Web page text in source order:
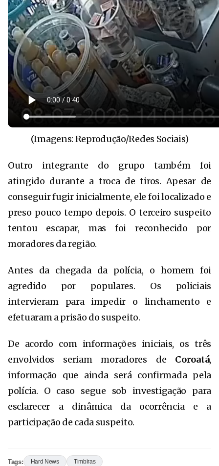
(Imagens: Reprodução/Redes Sociais)
Outro integrante do grupo também foi
atingido durante a troca de tiros. Apesar de
conseguir fugir inicialmente, ele foi localizado e
preso pouco tempo depois. O terceiro suspeito
tentou escapar, mas foi reconhecido por
moradores da região.
Antes da chegada da polícia, o homem foi
agredido por populares. Os policiais
intervieram para impedir o linchamento e
efetuaram a prisão do suspeito.
De acordo com informações iniciais, os três
envolvidos seriam moradores de Coroatá,
informação que ainda será confirmada pela
polícia. O caso segue sob investigação para
esclarecer a dinâmica da ocorrência e a
participação de cada suspeito.
Tags: Hard News Timbiras